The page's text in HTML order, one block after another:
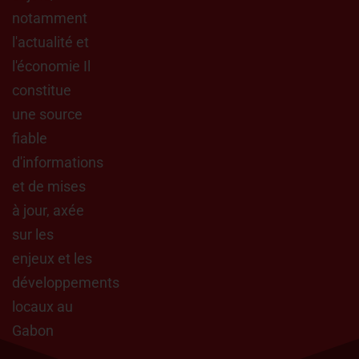
notamment
l'actualité et
l'économie Il
constitue
une source
fiable
d'informations
et de mises
à jour, axée
sur les
enjeux et les
développements
locaux au
Gabon